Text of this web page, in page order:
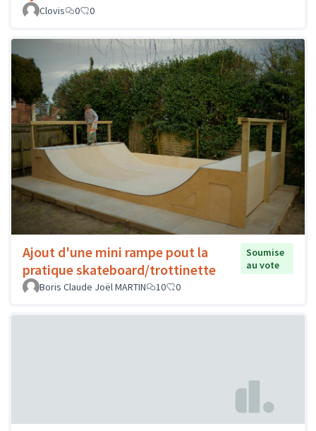
Clovis 0 0
Ajout d'une mini rampe pout la
pratique skateboard/trottinette
Soumise
au vote
Boris Claude Joël MARTIN
10 0